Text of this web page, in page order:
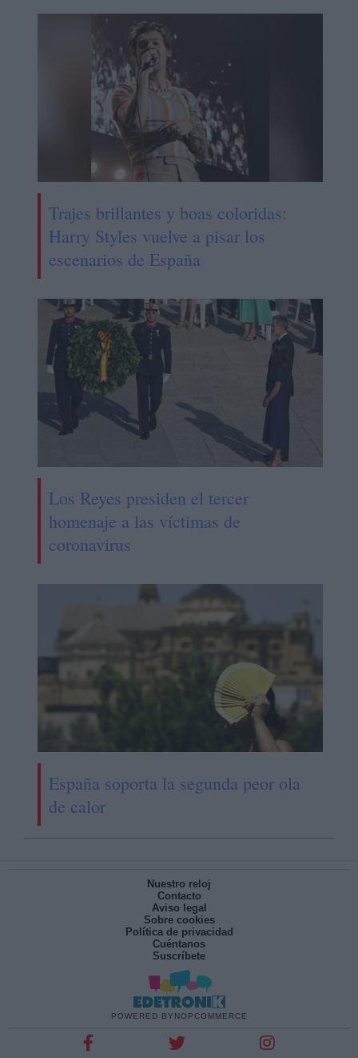
Trajes brillantes y boas coloridas:
Harry Styles vuelve a pisar los
escenarios de España
Los Reyes presiden el tercer
homenaje a las víctimas de
coronavirus
España soporta la segunda peor ola
de calor
Nuestro reloj
Contacto
Aviso legal
Sobre cookies
Política de privacidad
Cuéntanos
Suscríbete
POWERED BY NOPCOMMERCE